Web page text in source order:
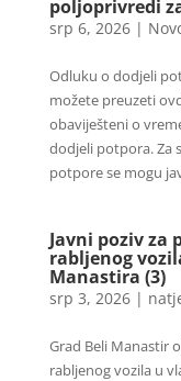
poljoprivredi
srp 6, 2026|
Odluku o dodjeli
možete preuzeti
obaviješteni o
dodjeli potpora. Za
potpore se mogu
Javni poziv za
rabljenog
Manastira (3)
srp 3, 2026|
Grad Beli Manastir
rabljenog vozila u